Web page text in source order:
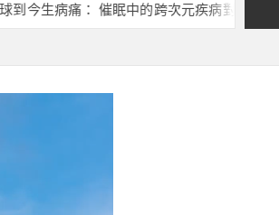
病痛： 催眠中的跨次元疾病對話錄